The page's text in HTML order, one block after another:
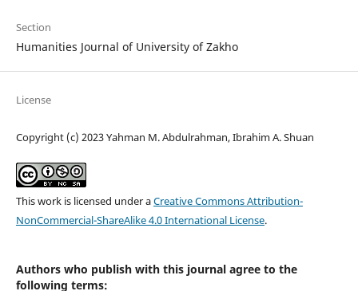
Section
Humanities Journal of University of Zakho
License
Copyright (c) 2023 Yahman M. Abdulrahman, Ibrahim A. Shuan
This work is licensed under aCreative Commons Attribution-
NonCommercial-ShareAlike 4.0 International License.
Authors who publish with this journal agree to the
following terms: